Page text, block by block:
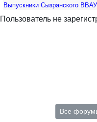
Выпускники Сызранского
Пользователь не
Все